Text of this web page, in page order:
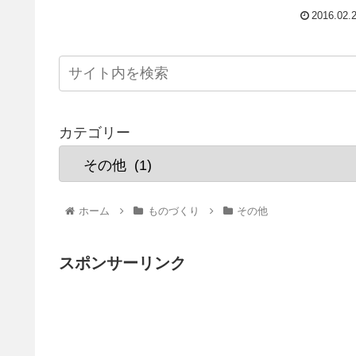
カテゴリー
ホーム ものづくり その他
スポンサーリンク